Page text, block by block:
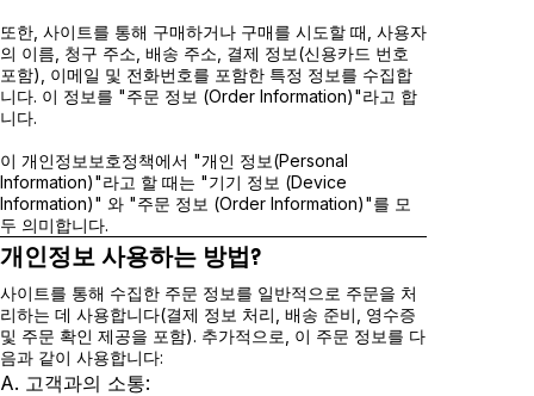
또한, 사이트를 통해 구매하거나 구매를 시도할 때, 사용자
의 이름, 청구 주소, 배송 주소, 결제 정보(신용카드 번호
포함), 이메일 및 전화번호를 포함한 특정 정보를 수집합
니다. 이 정보를 "주문 정보 (Order Information)"라고 합
니다.
이 개인정보보호정책에서 "개인 정보(Personal
Information)"라고 할 때는 "기기 정보 (Device
Information)" 와 "주문 정보 (Order Information)"를 모
두 의미합니다.
개인정보 사용하는 방법?
사이트를 통해 수집한 주문 정보를 일반적으로 주문을 처
리하는 데 사용합니다(결제 정보 처리, 배송 준비, 영수증
및 주문 확인 제공을 포함). 추가적으로, 이 주문 정보를 다
음과 같이 사용합니다:
A. 고객과의 소통: